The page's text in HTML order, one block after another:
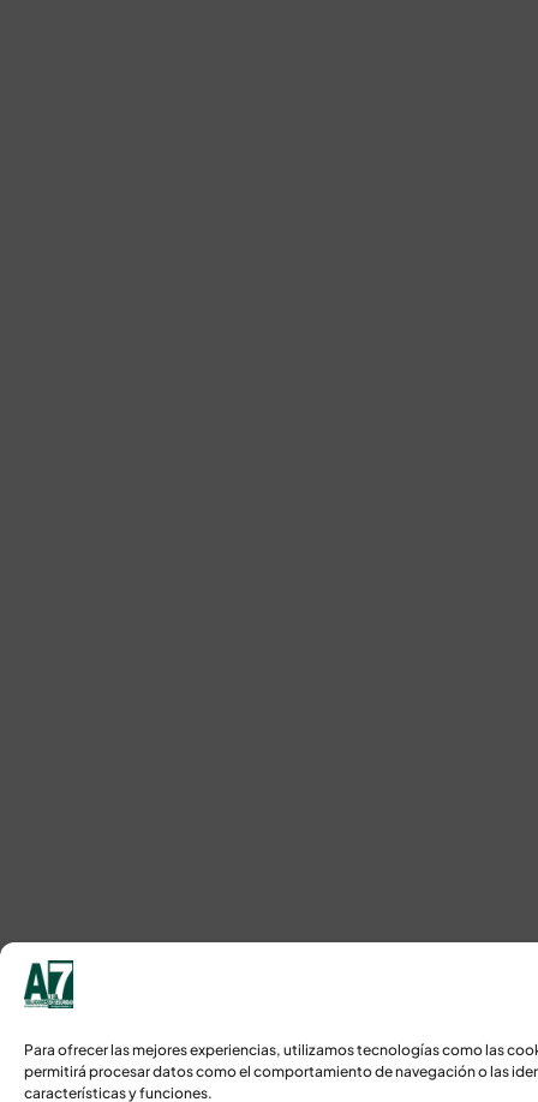
Para ofrecer las mejores experiencias, utilizamos tecnologías como las
permitirá procesar datos como el comportamiento de navegación o las
características y funciones.